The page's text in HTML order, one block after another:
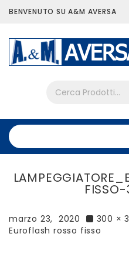
BENVENUTO SU A&M AVERSA
marzo 23, 2020 300 ×
Euroflash rosso fisso